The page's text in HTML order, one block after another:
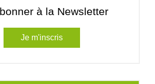
à la Newsletter
Je m'inscris